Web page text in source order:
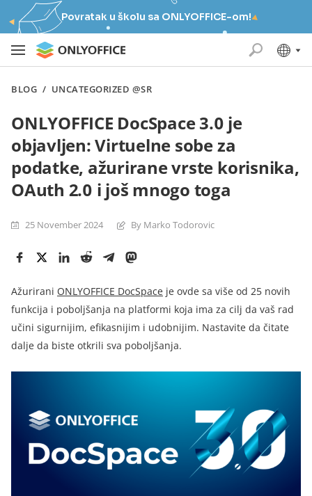
Povratak u školu sa ONLYOFFICE-om!
BLOG / UNCATEGORIZED @SR
ONLYOFFICE DocSpace 3.0 je
objavljen: Virtuelne sobe za
podatke, ažurirane vrste korisnika,
OAuth 2.0 i još mnogo toga
25 November 2024 By Marko Todorovic
Ažurirani ONLYOFFICE DocSpace je ovde sa više od 25 novih
funkcija i poboljšanja na platformi koja ima za cilj da vaš rad
učini sigurnijim, efikasnijim i udobnijim. Nastavite da čitate
dalje da biste otkrili sva poboljšanja.